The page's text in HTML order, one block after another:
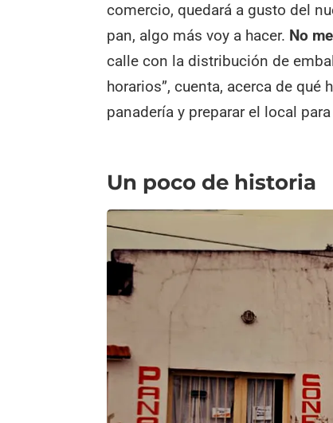
comercio, quedará a gusto del
pan, algo más voy a hacer. No
calle con la distribución de
horarios”, cuenta, acerca de qué
panadería y preparar el local
Un poco de historia